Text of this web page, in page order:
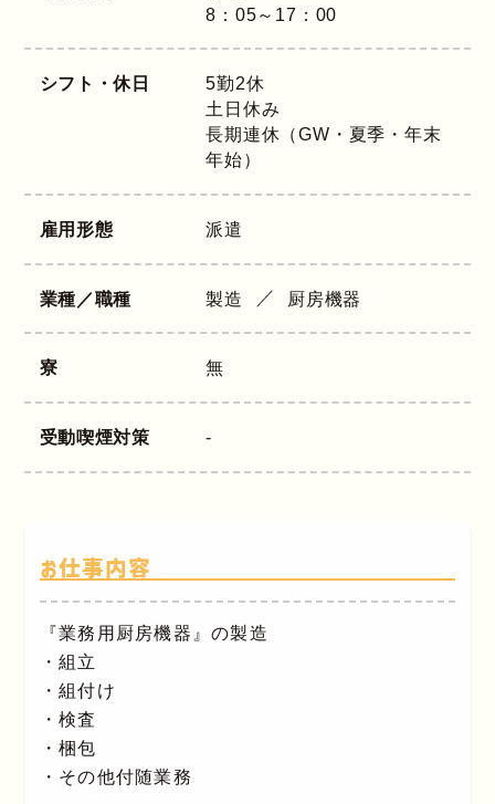
8：05～17：00
シフト・休日
5勤2休
土日休み
長期連休（GW・夏季・年末
年始）
雇用形態 派遣
業種／職種 製造 厨房機器
寮 無
受動喫煙対策 -
お仕事内容
『業務用厨房機器』の製造
・組立
・組付け
・検査
・梱包
・その他付随業務